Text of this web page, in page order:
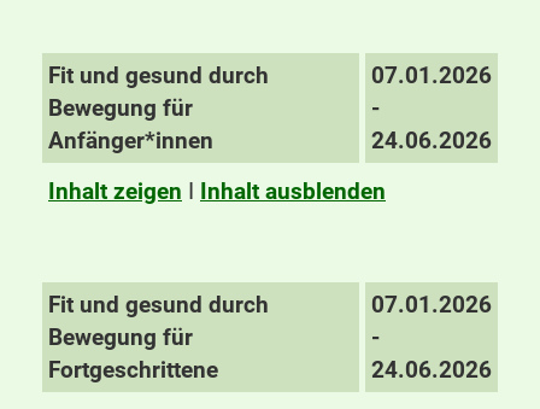
Fit und gesund durch
Bewegung für
Anfänger*innen
07.01.2026
-
24.06.2026
Inhalt zeigen I Inhalt ausblenden
Fit und gesund durch
Bewegung für
Fortgeschrittene
07.01.2026
-
24.06.2026